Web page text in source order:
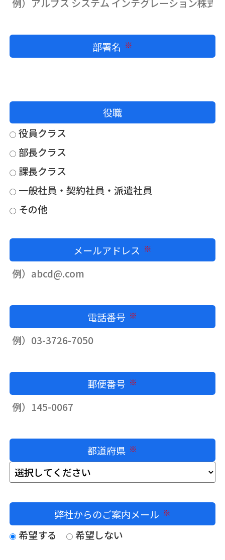
部署名
役職
役員クラス
部長クラス
課長クラス
一般社員・契約社員・派遣社員
その他
メールアドレス
電話番号
郵便番号
都道府県
弊社からのご案内メール
希望する 希望しない